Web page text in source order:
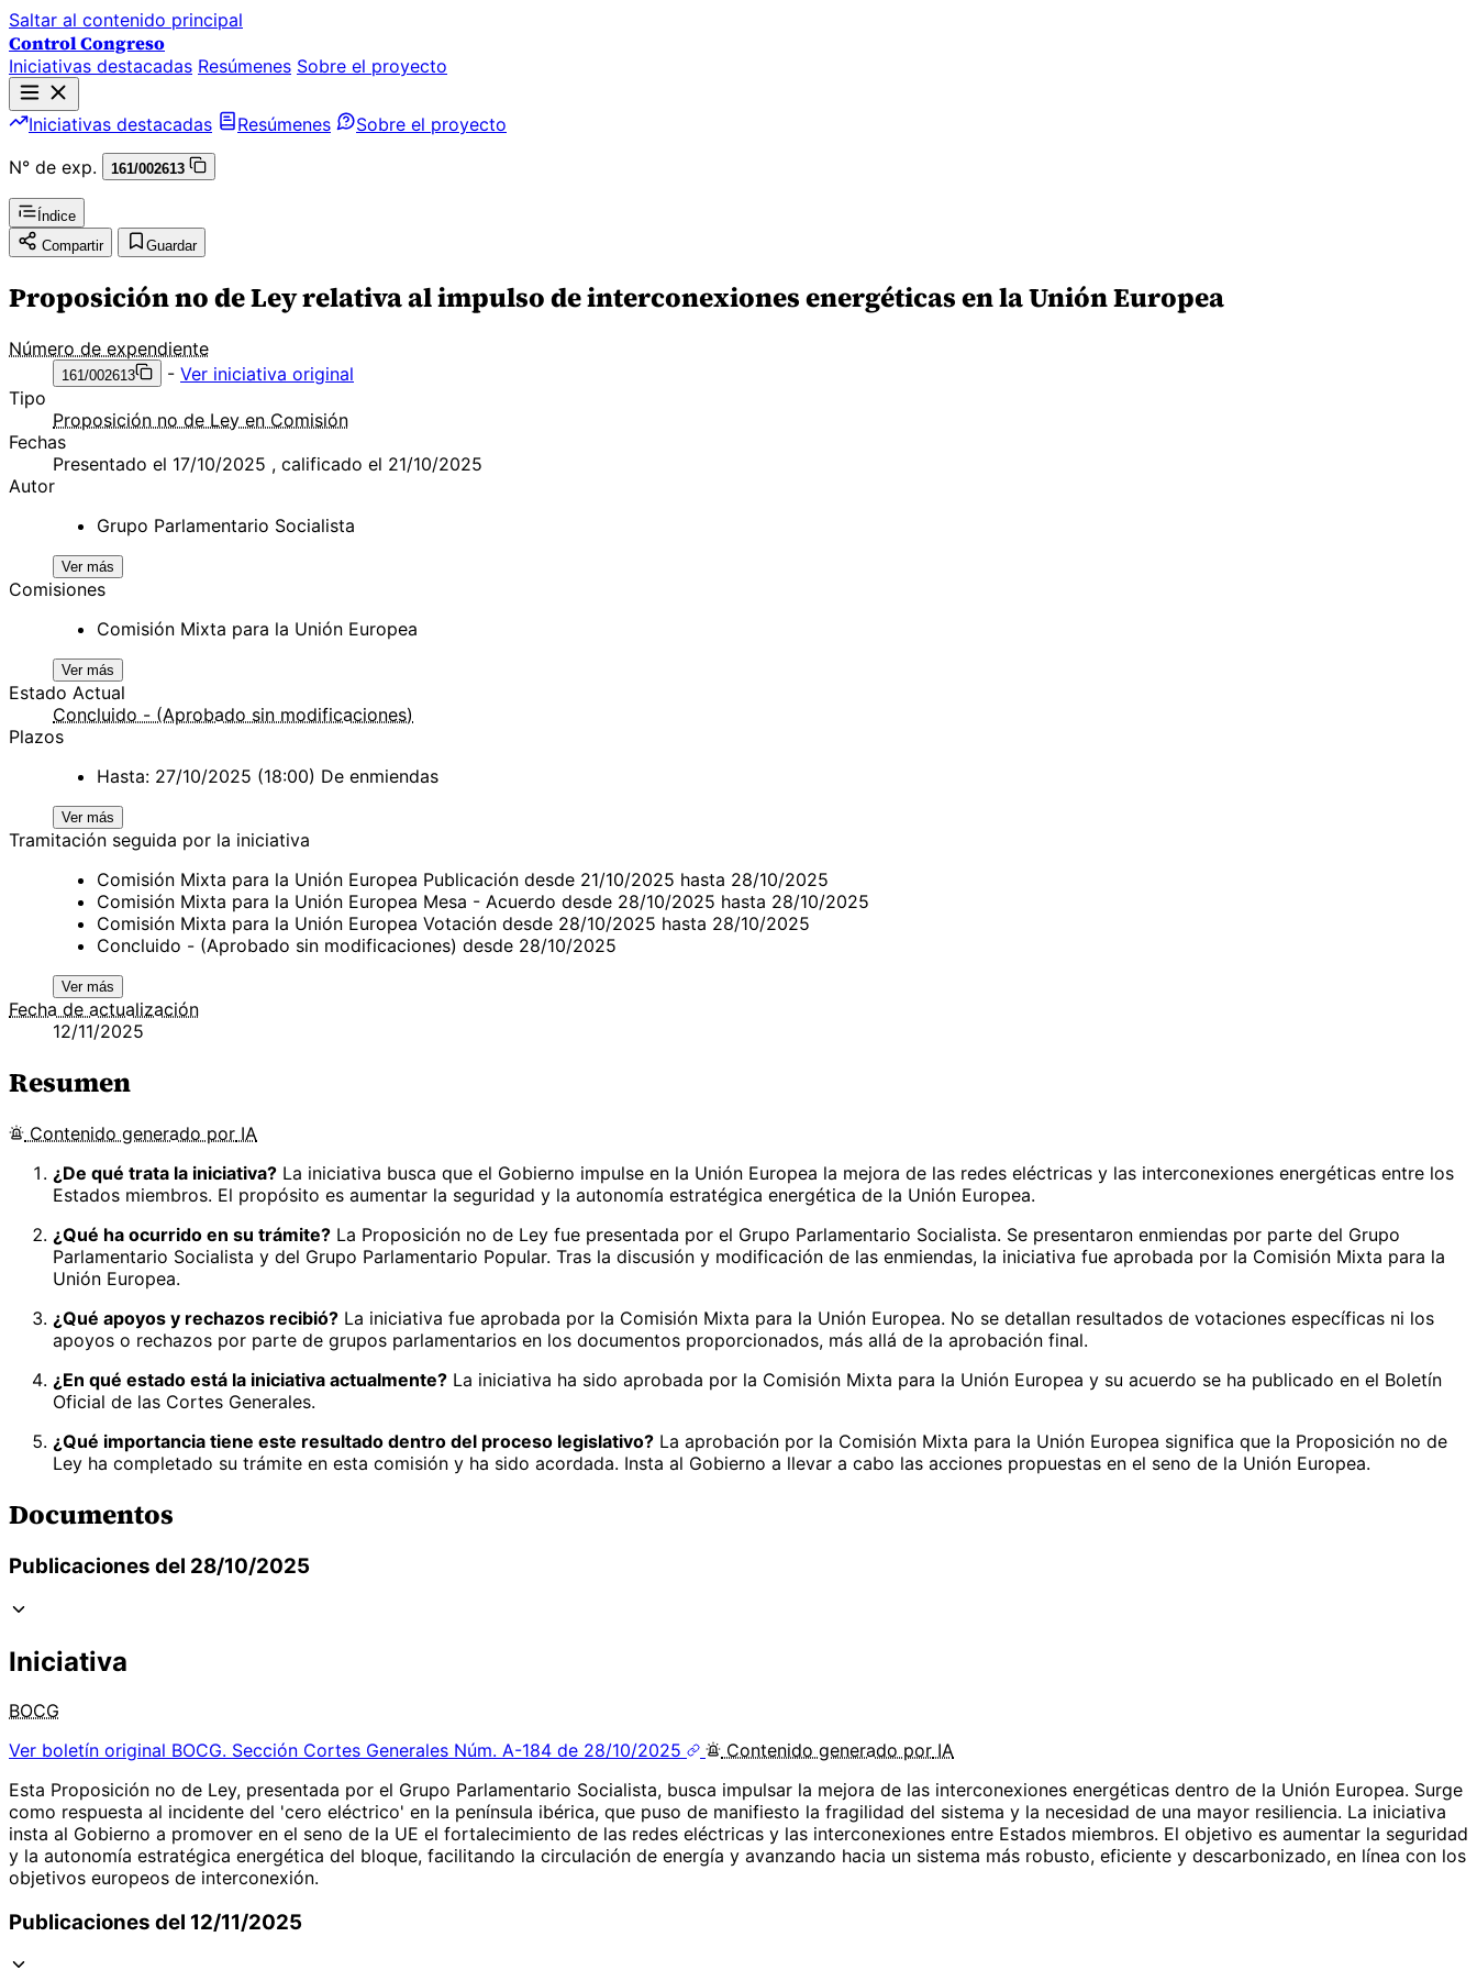
Saltar al contenido principal
Control Congreso
Iniciativas destacadas Resúmenes Sobre el proyecto
Iniciativas destacadas Resúmenes
Sobre el proyecto
N° de exp.
161/002613
Índice
Compartir
Guardar
Proposición no de Ley relativa al impulso de interconexiones energéticas en la Unión Europea
Número de expendiente
161/002613 - Ver iniciativa original
Tipo
Proposición no de Ley en Comisión
Fechas
Presentado el 17/10/2025 , calificado el 21/10/2025
Autor
Grupo Parlamentario Socialista
Ver más
Comisiones
Comisión Mixta para la Unión Europea
Ver más
Estado Actual
Concluido - (Aprobado sin modificaciones)
Plazos
Hasta: 27/10/2025 (18:00) De enmiendas
Ver más
Tramitación seguida por la iniciativa
Comisión Mixta para la Unión Europea Publicación desde 21/10/2025 hasta 28/10/2025
Comisión Mixta para la Unión Europea Mesa - Acuerdo desde 28/10/2025 hasta 28/10/2025
Comisión Mixta para la Unión Europea Votación desde 28/10/2025 hasta 28/10/2025
Concluido - (Aprobado sin modificaciones) desde 28/10/2025
Ver más
Fecha de actualización
12/11/2025
Resumen
Contenido generado por IA
¿De qué trata la iniciativa? La iniciativa busca que el Gobierno impulse en la Unión Europea la mejora de las redes eléctricas y las interconexiones energéticas entre los
Estados miembros. El propósito es aumentar la seguridad y la autonomía estratégica energética de la Unión Europea.
¿Qué ha ocurrido en su trámite? La Proposición no de Ley fue presentada por el Grupo Parlamentario Socialista. Se presentaron enmiendas por parte del Grupo
Parlamentario Socialista y del Grupo Parlamentario Popular. Tras la discusión y modificación de las enmiendas, la iniciativa fue aprobada por la Comisión Mixta para la
Unión Europea.
¿Qué apoyos y rechazos recibió? La iniciativa fue aprobada por la Comisión Mixta para la Unión Europea. No se detallan resultados de votaciones específicas ni los
apoyos o rechazos por parte de grupos parlamentarios en los documentos proporcionados, más allá de la aprobación final.
¿En qué estado está la iniciativa actualmente? La iniciativa ha sido aprobada por la Comisión Mixta para la Unión Europea y su acuerdo se ha publicado en el Boletín
Oficial de las Cortes Generales.
¿Qué importancia tiene este resultado dentro del proceso legislativo? La aprobación por la Comisión Mixta para la Unión Europea significa que la Proposición no de
Ley ha completado su trámite en esta comisión y ha sido acordada. Insta al Gobierno a llevar a cabo las acciones propuestas en el seno de la Unión Europea.
Documentos
Publicaciones del 28/10/2025
Iniciativa
BOCG
Ver boletín original BOCG. Sección Cortes Generales Núm. A-184 de 28/10/2025 Contenido generado por IA
Esta Proposición no de Ley, presentada por el Grupo Parlamentario Socialista, busca impulsar la mejora de las interconexiones energéticas dentro de la Unión Europea. Surge
como respuesta al incidente del 'cero eléctrico' en la península ibérica, que puso de manifiesto la fragilidad del sistema y la necesidad de una mayor resiliencia. La iniciativa
insta al Gobierno a promover en el seno de la UE el fortalecimiento de las redes eléctricas y las interconexiones entre Estados miembros. El objetivo es aumentar la seguridad
y la autonomía estratégica energética del bloque, facilitando la circulación de energía y avanzando hacia un sistema más robusto, eficiente y descarbonizado, en línea con los
objetivos europeos de interconexión.
Publicaciones del 12/11/2025